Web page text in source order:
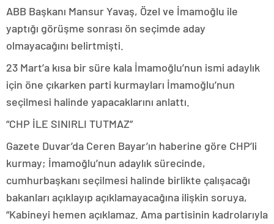
ABB Başkanı Mansur Yavaş, Özel ve İmamoğlu ile
yaptığı görüşme sonrası ön seçimde aday
olmayacağını belirtmişti.
23 Mart’a kısa bir süre kala İmamoğlu’nun ismi adaylık
için öne çıkarken parti kurmayları İmamoğlu’nun
seçilmesi halinde yapacaklarını anlattı.
“CHP İLE SINIRLI TUTMAZ”
Gazete Duvar’da Ceren Bayar’ın haberine göre CHP’li
kurmay; İmamoğlu’nun adaylık sürecinde,
cumhurbaşkanı seçilmesi halinde birlikte çalışacağı
bakanları açıklayıp açıklamayacağına ilişkin soruya,
“Kabineyi hemen açıklamaz. Ama partisinin kadrolarıyla